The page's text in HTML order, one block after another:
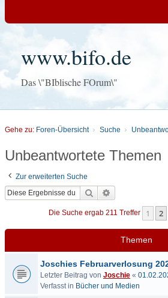
www.bifo.de
Das \"BIblische FOrum\"
Gehe zu: Foren-Übersicht Suche
Unbeantwortete Themen
Zur erweiterten Suche
Suche
Die Suche ergab 211 Treffer 1 2
Themen
Joschies Februarverlosung
Letzter Beitrag von Joschie «
Verfasst in Bücher und Medien